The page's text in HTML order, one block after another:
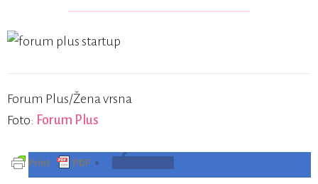
Forum Plus/Žena vrsna
Foto: Forum Plus